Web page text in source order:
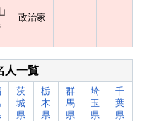
政治家
人一覧
茨
城
県
栃
木
県
群
馬
県
埼
玉
県
千
葉
県